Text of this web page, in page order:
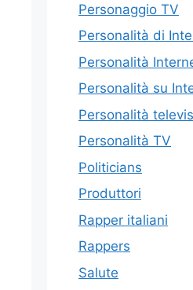
Personaggio TV
Personalità di
Personalità
Personalità su
Personalità
Personalità TV
Politicians
Produttori
Rapper italiani
Rappers
Salute